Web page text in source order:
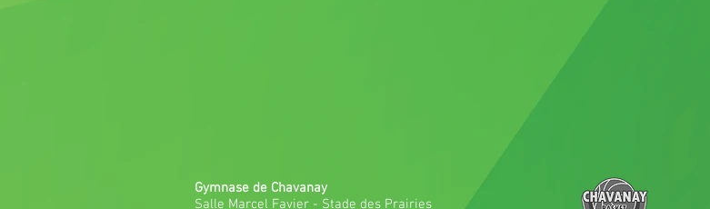
Gymnase de Chavanay
Salle Marcel Favier - Stade des Prairies